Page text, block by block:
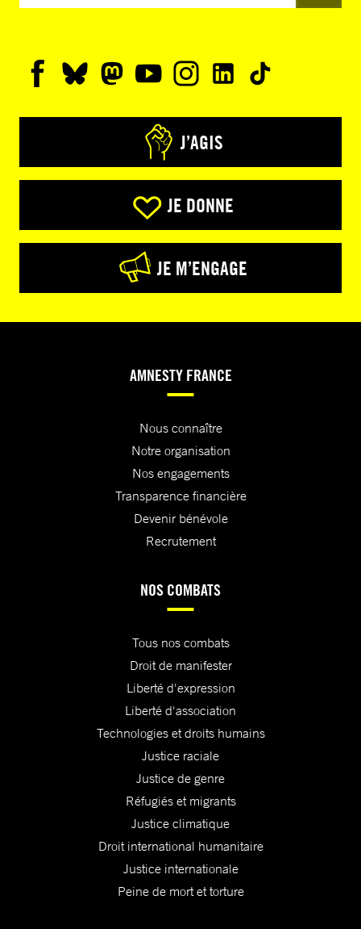
J’AGIS
JE DONNE
JE M’ENGAGE
AMNESTY FRANCE
Nous connaître
Notre organisation
Nos engagements
Transparence financière
Devenir bénévole
Recrutement
NOS COMBATS
Tous nos combats
Droit de manifester
Liberté d'expression
Liberté d'association
Technologies et droits humains
Justice raciale
Justice de genre
Réfugiés et migrants
Justice climatique
Droit international humanitaire
Justice internationale
Peine de mort et torture